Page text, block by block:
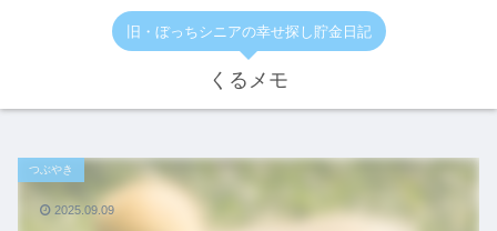
旧・ぼっちシニアの幸せ探し貯金日記
くるメモ
つぶやき
2025.09.09